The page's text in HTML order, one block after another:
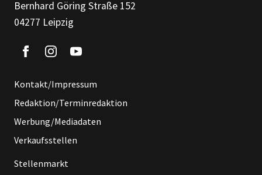
Bernhard Göring Straße 152
04277 Leipzig
Kontakt/Impressum
Redaktion/Terminredaktion
Werbung/Mediadaten
Verkaufsstellen
Stellenmarkt